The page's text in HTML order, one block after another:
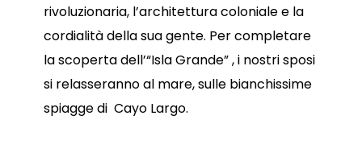
rivoluzionaria, l’architettura coloniale e la
cordialità della sua gente. Per completare
la scoperta dell’“Isla Grande” , i nostri sposi
si relasseranno al mare, sulle bianchissime
spiagge di Cayo Largo.